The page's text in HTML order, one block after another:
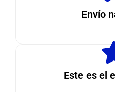
Envío
Este es el